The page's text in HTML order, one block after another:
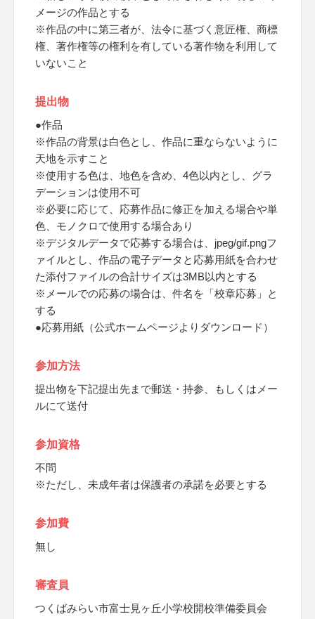
メージの作品とする
※作品の中に第三者が、法令に基づく意匠権、商標
権、著作権等の権利を有している著作物を利用して
いないこと
提出物
●作品
※作品の背景は白色とし、作品に重ならないように
天地を示すこと
※使用する色は、地色を含め、4色以内とし、グラ
デーションは使用不可
※必要に応じて、応募作品に修正を加える場合や単
色、モノクロで使用する場合あり
※デジタルデータで応募する場合は、jpeg/gif.pngフ
ァイルとし、作品の電子データと応募用紙を合わせ
た添付ファイルの合計サイズは3MB以内とする
※メールでの応募の場合は、件名を「校章応募」と
する
●応募用紙（公式ホームページよりダウンロード）
参加方法
提出物を下記提出先まで郵送・持参、もしくはメー
ルにて送付
参加資格
不問
※ただし、未成年者は保護者の承諾を必要とする
参加費
無し
審査員
つくばみらい市富士見ヶ丘小学校開校準備委員会